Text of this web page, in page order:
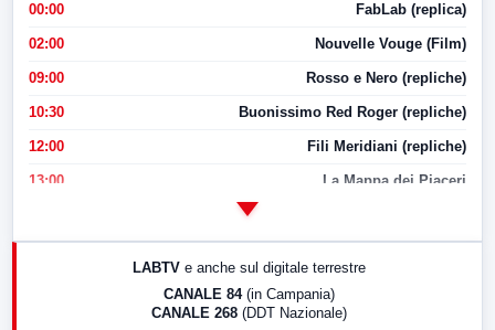
00:00 FabLab (replica)
02:00 Nouvelle Vouge (Film)
09:00 Rosso e Nero (repliche)
10:30 Buonissimo Red Roger (repliche)
12:00 Fili Meridiani (repliche)
13:00 La Mappa dei Piaceri
LABTV e anche sul digitale terrestre
CANALE 84 (in Campania)
CANALE 268 (DDT Nazionale)